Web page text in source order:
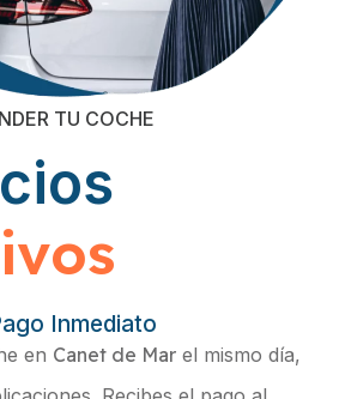
TU COCHE
Inmediato
en Canet de Mar el mismo día,